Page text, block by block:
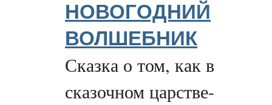
НОВОГОДНИЙ
ВОЛШЕБНИК
Сказка о том, как в
сказочном царстве-